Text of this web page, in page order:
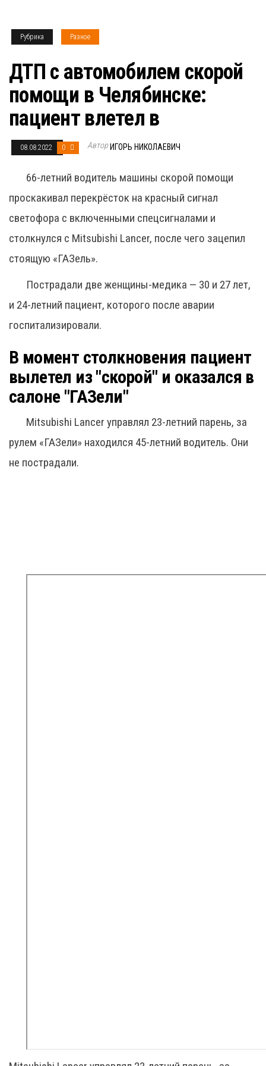
Рубрика Разное
ДТП с автомобилем скорой
помощи в Челябинске:
пациент влетел в
08.08.2022 0 Автор ИГОРЬ НИКОЛАЕВИЧ
66-летний водитель машины скорой помощи
проскакивал перекрёсток на красный сигнал
светофора с включенными спецсигналами и
столкнулся с Mitsubishi Lancer, после чего зацепил
стоящую «ГАЗель».
Пострадали две женщины-медика — 30 и 27 лет,
и 24-летний пациент, которого после аварии
госпитализировали.
В момент столкновения пациент
вылетел из "скорой" и оказался в
салоне "ГАЗели"
Mitsubishi Lancer управлял 23-летний парень, за
рулем «ГАЗели» находился 45-летний водитель. Они
не пострадали.